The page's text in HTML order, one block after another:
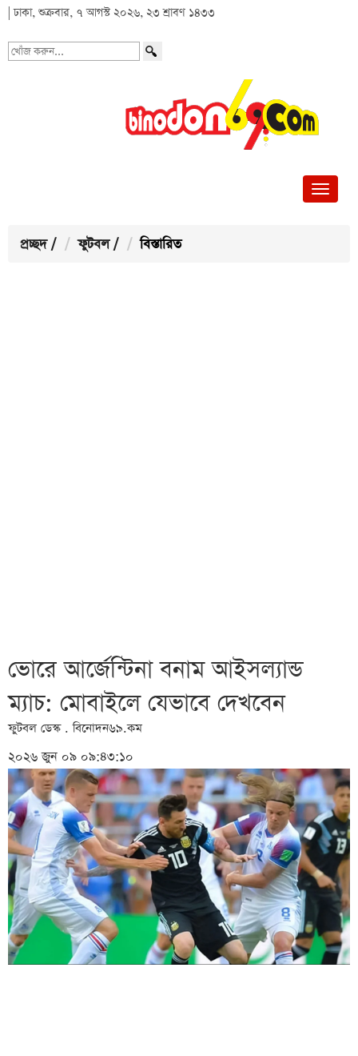
| ঢাকা, শুক্রবার, ৭ আগস্ট ২০২৬, ২৩ শ্রাবণ ১৪৩৩
খোঁজ
প্রচ্ছদ / ফুটবল / বিস্তারিত
ভোরে আর্জেন্টিনা বনাম আইসল্যান্ড
ম্যাচ: মোবাইলে যেভাবে দেখবেন
ফুটবল ডেস্ক . বিনোদন৬৯.কম
২০২৬ জুন ০৯ ০৯:৪৩:১০